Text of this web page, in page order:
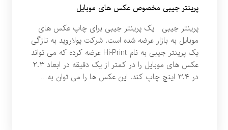
پرینتر جیبی مخصوص عکس های موبایل
پرینتر جیبی یک پرینتر جیبی برای چاپ عکس های
موبایل به بازار عرضه شده است. شرکت پولاروید به تازگی
یک پرینتر جیبی به نام Hi-Print عرضه کرده که می تواند
عکس های موبایل را در کمتر از یک دقیقه در ابعاد ۲.۳
در ۳.۴ اینچ چاپ کند. این عکس ها را می توان به…